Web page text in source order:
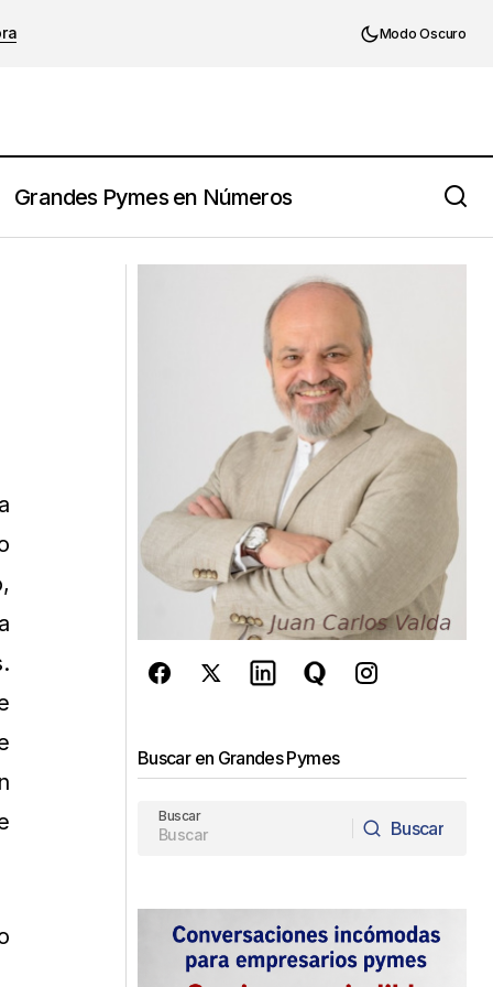
Modo Oscuro
Grandes Pymes en Números
Buscar en Grandes Pymes
Buscar
Buscar